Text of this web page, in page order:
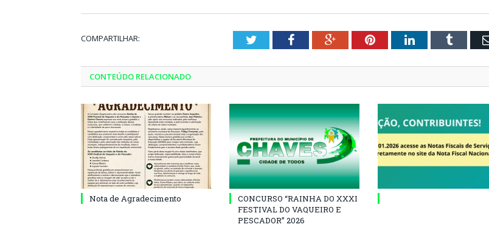
COMPARTILHAR: TwitterFacebookGoogle+PinterestLinkedInTumblr
CONTEÚDO RELACIONADO
Nota de Agradecimento
CONCURSO “RAINHA DO XXXI
FESTIVAL DO VAQUEIRO E
PESCADOR” 2026